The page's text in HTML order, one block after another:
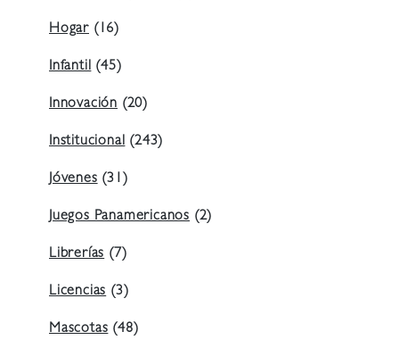
Hogar (16)
Infantil (45)
Innovación (20)
Institucional (243)
Jóvenes (31)
Juegos Panamericanos (2)
Librerías (7)
Licencias (3)
Mascotas (48)